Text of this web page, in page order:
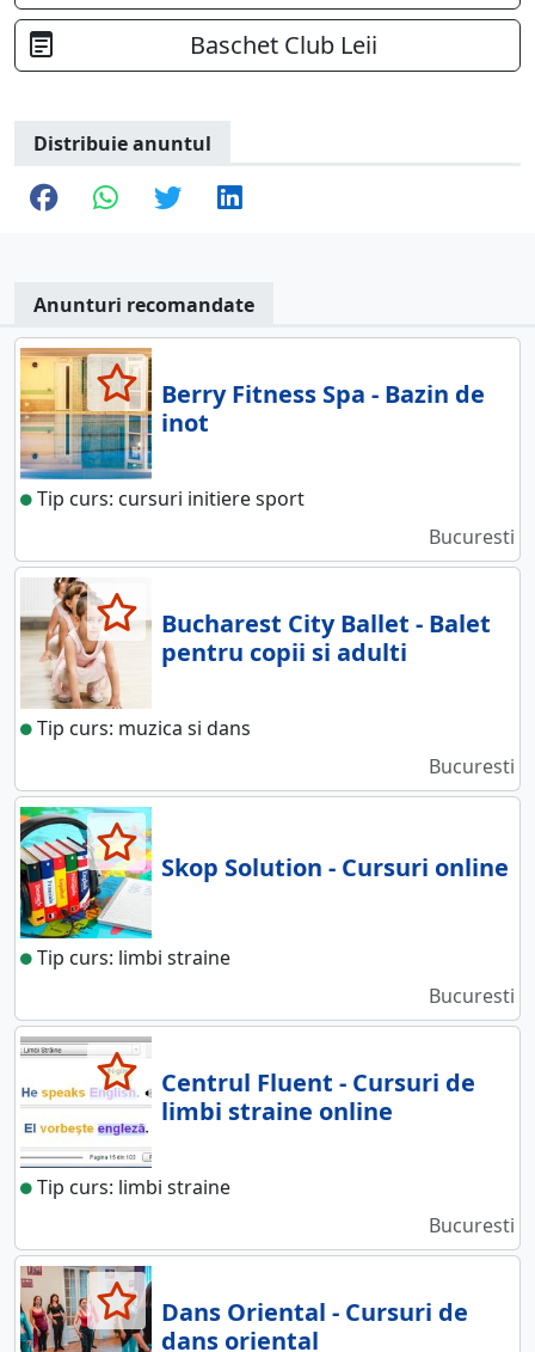
Baschet Club Leii
Distribuie anuntul
Anunturi recomandate
Berry Fitness Spa - Bazin de
inot
Tip curs: cursuri initiere sport
Bucuresti
Bucharest City Ballet - Balet
pentru copii si adulti
Tip curs: muzica si dans
Bucuresti
Skop Solution - Cursuri online
Tip curs: limbi straine
Bucuresti
Centrul Fluent - Cursuri de
limbi straine online
Tip curs: limbi straine
Bucuresti
Dans Oriental - Cursuri de
dans oriental